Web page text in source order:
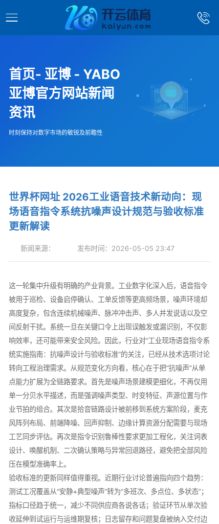
首页- 亚博 - YABO
亚博官方网站新闻
资讯
时刻保持对数字市场的敏锐及前瞻性
世界杯网址 2026工业语音技术新动向：现
场语音指令系统抗噪声设计规范与验收标准
更新解读
新闻来源： 发布时间：2026-05-05 23:47
这一轮集中升级有明确的产业背景。工业数字化深入后，语音指令
被用于巡检、设备启停确认、工单反馈等更高频场景，噪声环境却
高度复杂，包含连续机械噪声、脉冲冲击声、多人并发说话以及空
间反射干扰。系统一旦在关键口令上出现误触发或漏识别，不仅影
响效率，还可能带来安全风险。因此，行业对“工业现场语音指令系
统实施指南：抗噪声设计与验收标准”的关注，已经从技术选项讨论
转向工程治理需求。从规范变化方向看，核心在于把“抗噪声”从单
点能力扩展为全链路要求。首先是噪声场景建模更细化，不再仅用
单一分贝水平描述，而是强调噪声类型、时变特征、声源位置与作
业节拍的组合。其次是拾音链路设计被前移到系统方案阶段，麦克
风阵列布局、前端降噪、回声抑制、边缘计算资源分配需要与现场
工艺同步评估。再次是指令识别鲁棒性要求更加工程化，关注词表
设计、唤醒机制、二次确认策略与异常回退路径，避免把全部风险
压在模型准确率上。
验收标准的更新同样值得重视。近期行业讨论普遍指向四个趋势：
测试工况覆盖从“安静+典型噪声”转为“多班次、多点位、多状态”；
指标口径趋于统一，减少不同供应商各说各话；验证环节从单次验
收延伸到试运行与运维期复核；日志留存和问题复盘被纳入交付边